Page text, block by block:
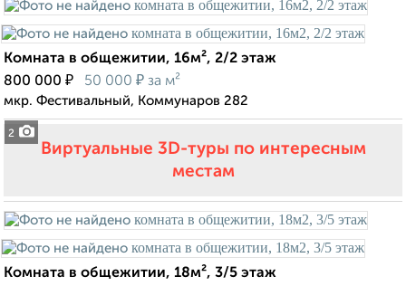
2
Комната в общежитии, 16м², 2/2 этаж
800 000 ₽ 50 000 ₽ за м²
мкр. Фестивальный, Коммунаров 282
Виртуальные 3D-туры по интересным
местам
Комната в общежитии, 18м², 3/5 этаж